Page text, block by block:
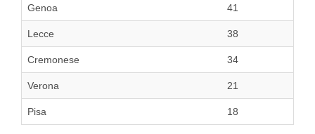
Genoa 41
Lecce 38
Cremonese 34
Verona 21
Pisa 18